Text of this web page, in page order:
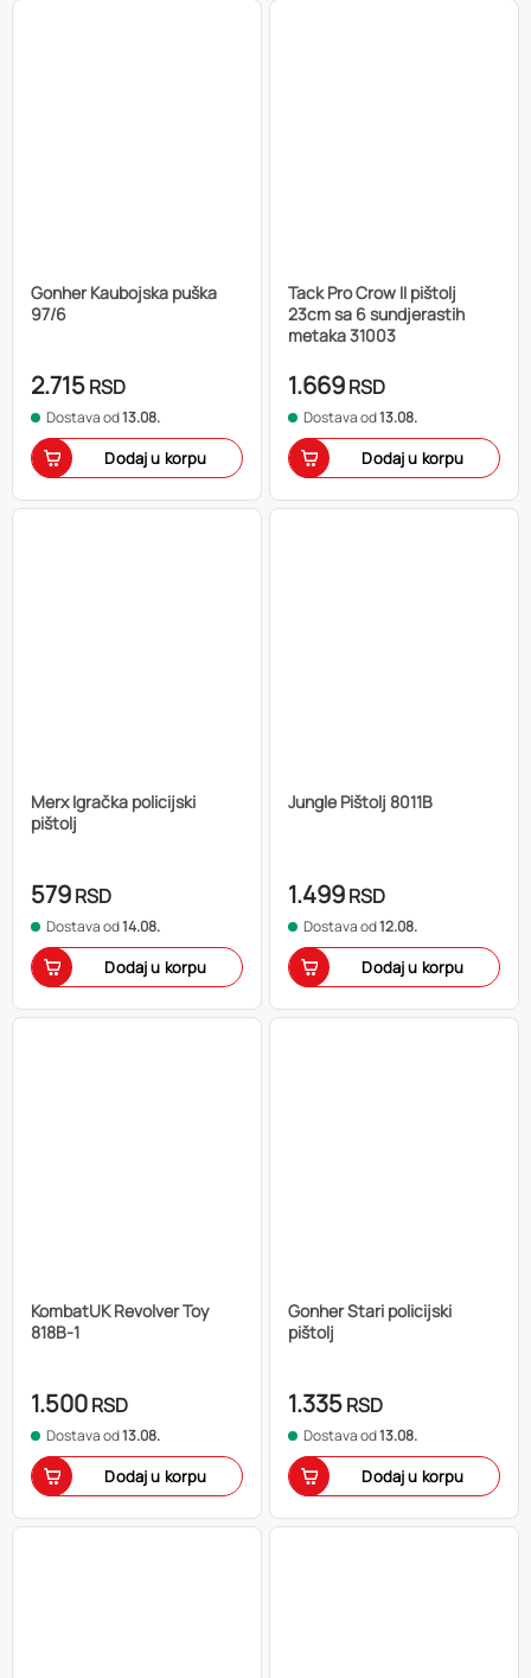
Gonher Kaubojska puška
97/6
2.715RSD
Dostava od13.08.
Dodaj u korpu
Tack Pro Crow II pištolj
23cm sa 6 sundjerastih
metaka 31003
1.669RSD
Dostava od13.08.
Dodaj u korpu
Merx Igračka policijski
pištolj
579RSD
Dostava od14.08.
Dodaj u korpu
Jungle Pištolj 8011B
1.499RSD
Dostava od12.08.
Dodaj u korpu
KombatUK Revolver Toy
818B-1
1.500RSD
Dostava od13.08.
Dodaj u korpu
Gonher Stari policijski
pištolj
1.335RSD
Dostava od13.08.
Dodaj u korpu